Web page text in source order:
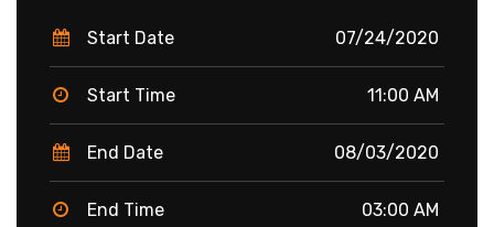
Start Date 07/24/2020
Start Time 11:00 AM
End Date 08/03/2020
End Time 03:00 AM